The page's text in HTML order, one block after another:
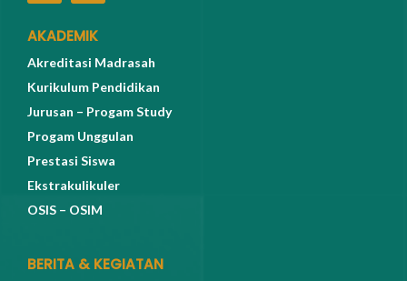
AKADEMIK
Akreditasi Madrasah
Kurikulum Pendidikan
Jurusan – Progam Study
Progam Unggulan
Prestasi Siswa
Ekstrakulikuler
OSIS – OSIM
BERITA & KEGIATAN